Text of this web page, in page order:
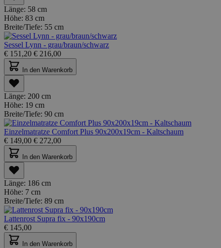
Länge: 58 cm
Höhe: 83 cm
Breite/Tiefe: 55 cm
Sessel Lynn - grau/braun/schwarz
€ 151,20 € 216,00
In den Warenkorb
Länge: 200 cm
Höhe: 19 cm
Breite/Tiefe: 90 cm
Einzelmatratze Comfort Plus 90x200x19cm - Kaltschaum
€ 149,00 € 272,00
In den Warenkorb
Länge: 186 cm
Höhe: 7 cm
Breite/Tiefe: 89 cm
Lattenrost Supra fix - 90x190cm
€ 145,00
In den Warenkorb